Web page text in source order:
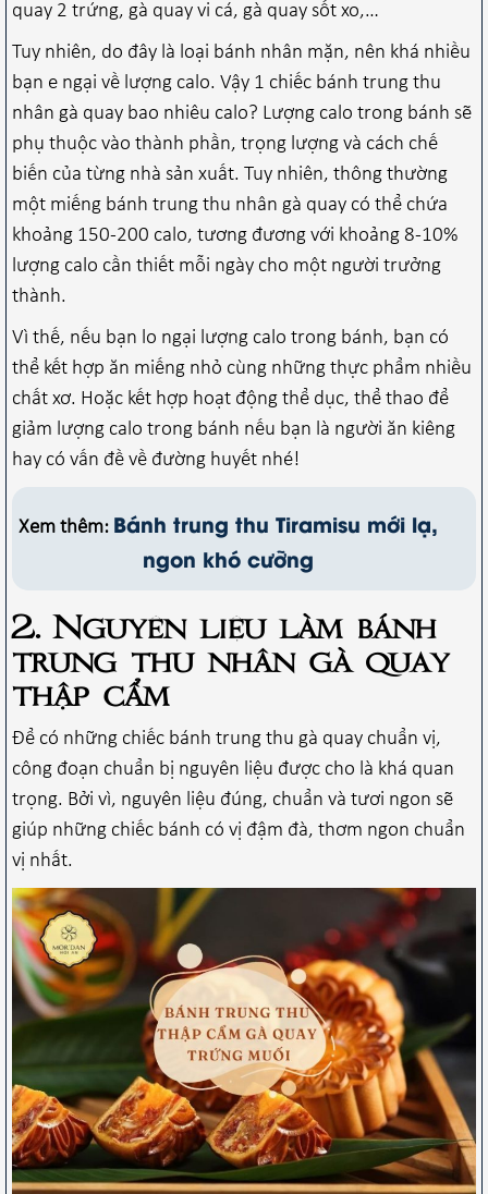
quay 2 trứng, gà quay vi cá, gà quay sốt xo,…
Tuy nhiên, do đây là loại bánh nhân mặn, nên khá nhiều
bạn e ngại về lượng calo. Vậy 1 chiếc bánh trung thu
nhân gà quay bao nhiêu calo? Lượng calo trong bánh sẽ
phụ thuộc vào thành phần, trọng lượng và cách chế
biến của từng nhà sản xuất. Tuy nhiên, thông thường
một miếng bánh trung thu nhân gà quay có thể chứa
khoảng 150-200 calo, tương đương với khoảng 8-10%
lượng calo cần thiết mỗi ngày cho một người trưởng
thành.
Vì thế, nếu bạn lo ngại lượng calo trong bánh, bạn có
thể kết hợp ăn miếng nhỏ cùng những thực phẩm nhiều
chất xơ. Hoặc kết hợp hoạt động thể dục, thể thao để
giảm lượng calo trong bánh nếu bạn là người ăn kiêng
hay có vấn đề về đường huyết nhé!
Xem thêm: Bánh trung thu Tiramisu mới lạ,
ngon khó cưỡng
2. Nguyên liệu làm bánh
trung thu nhân gà quay
thập cẩm
Để có những chiếc bánh trung thu gà quay chuẩn vị,
công đoạn chuẩn bị nguyên liệu được cho là khá quan
trọng. Bởi vì, nguyên liệu đúng, chuẩn và tươi ngon sẽ
giúp những chiếc bánh có vị đậm đà, thơm ngon chuẩn
vị nhất.